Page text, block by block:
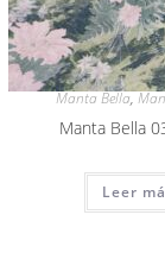
Manta Bella,
Manta Bella
Leer